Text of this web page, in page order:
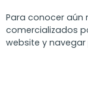
Para conocer aún
comercializados
website y